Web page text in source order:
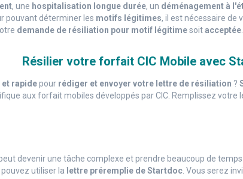
, une hospitalisation longue durée, un déménagement à
pouvant déterminer les motifs légitimes, il est nécessaire de
demande de résiliation pour motif légitimesoitacceptée
Résilier votre forfait CIC Mobile avec
rapidepour rédiger et envoyer votre lettre de résiliation ?
aux forfait mobiles développés par CIC. Remplissez
devenir une tâche complexe et prendre beaucoup de
pouvez utiliser la lettre préremplie de Startdoc . Vous serez